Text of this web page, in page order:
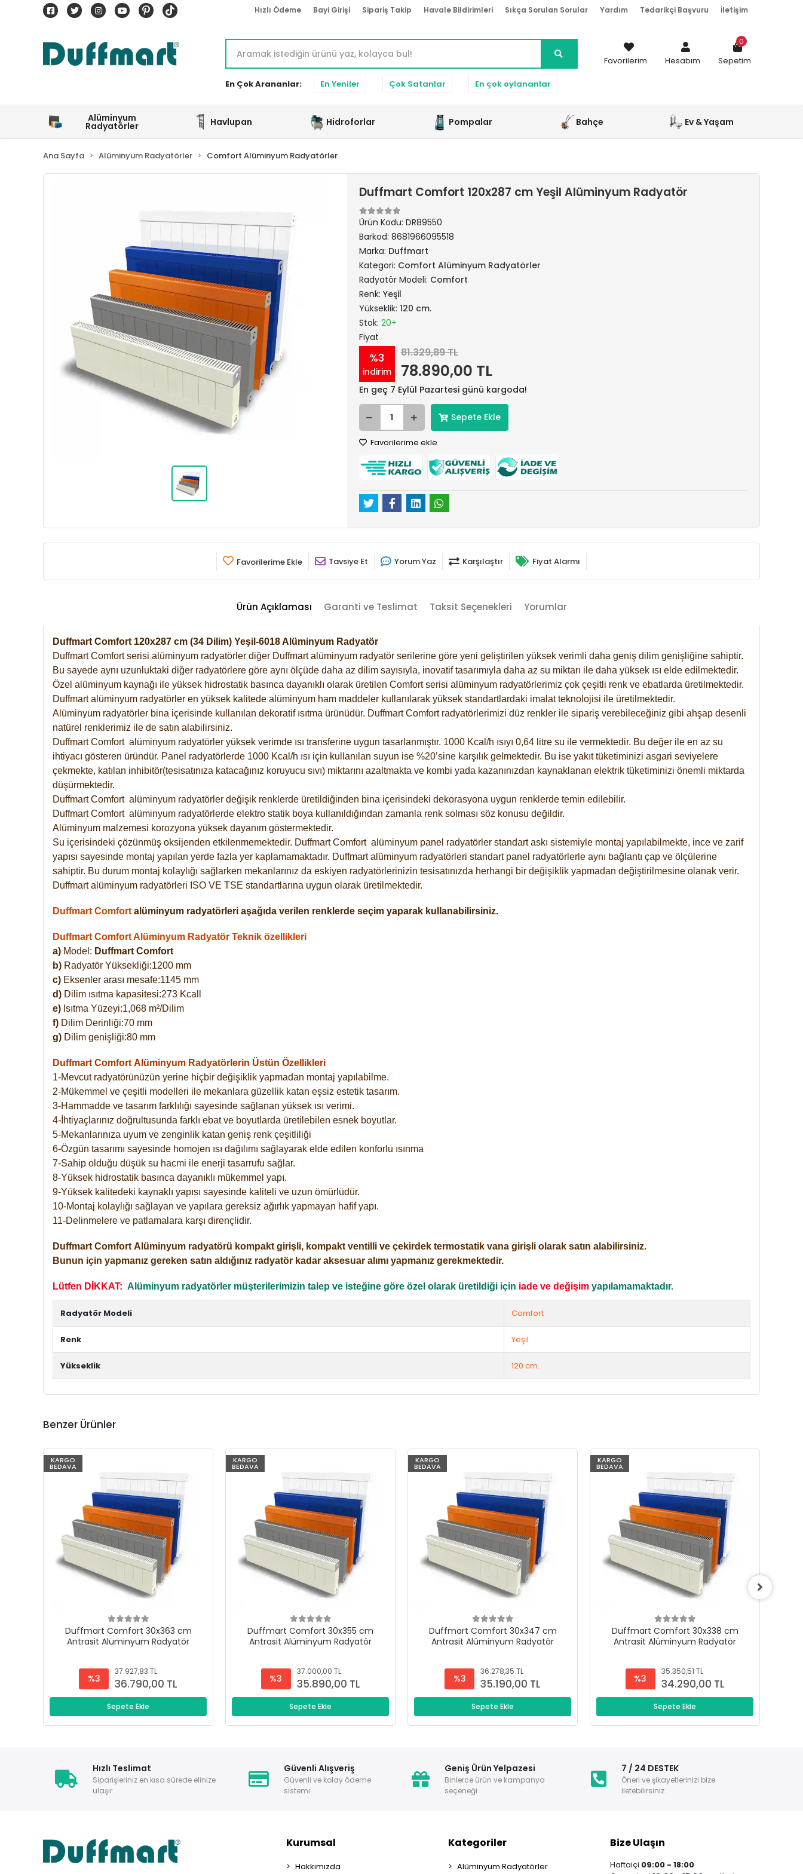
Hızlı Ödeme Bayi Girişi Sipariş Takip Havale Bildirimleri Sıkça Sorulan Sorular Yardım Tedarikçi Başvuru İletişim
En Çok Arananlar: En Yeniler Çok Satanlar En çok oylananlar
Favorilerim Hesabım Sepetim
0
Alüminyum
Radyatörler Havlupan Hidroforlar Pompalar Bahçe Ev & Yaşam
Ana Sayfa Alüminyum Radyatörler Comfort Alüminyum Radyatörler
Duffmart Comfort 120x287 cm Yeşil Alüminyum Radyatör
Ürün Kodu: DR89550
Barkod: 8681966095518
Marka: Duffmart
Kategori: Comfort Alüminyum Radyatörler
Radyatör Modeli: Comfort
Renk: Yeşil
Yükseklik: 120 cm.
Stok: 20+
Fiyat
%3
indirim
81.329,89 TL
78.890,00 TL
En geç 7 Eylül Pazartesi günü kargoda!
Sepete Ekle
Favorilerime ekle
Favorilerime Ekle Tavsiye Et Yorum Yaz Karşılaştır Fiyat Alarmı
Ürün Açıklaması Garanti ve Teslimat Taksit Seçenekleri Yorumlar
Duffmart Comfort 120x287 cm (34 Dilim) Yeşil-6018 Alüminyum Radyatör
Duffmart Comfort serisi alüminyum radyatörler diğer Duffmart alüminyum radyatör serilerine göre yeni geliştirilen yüksek verimli daha geniş dilim genişliğine sahiptir.
Bu sayede aynı uzunluktaki diğer radyatörlere göre aynı ölçüde daha az dilim sayısıyla, inovatif tasarımıyla daha az su miktarı ile daha yüksek ısı elde edilmektedir.
Özel alüminyum kaynağı ile yüksek hidrostatik basınca dayanıklı olarak üretilen Comfort serisi alüminyum radyatörlerimiz çok çeşitli renk ve ebatlarda üretilmektedir.
Duffmart alüminyum radyatörler en yüksek kalitede alüminyum ham maddeler kullanılarak yüksek standartlardaki imalat teknolojisi ile üretilmektedir.
Alüminyum radyatörler bina içerisinde kullanılan dekoratif ısıtma ürünüdür. Duffmart Comfort radyatörlerimizi düz renkler ile sipariş verebileceğiniz gibi ahşap desenli
natürel renklerimiz ile de satın alabilirsiniz.
Duffmart Comfort alüminyum radyatörler yüksek verimde ısı transferine uygun tasarlanmıştır. 1000 Kcal/h ısıyı 0,64 litre su ile vermektedir. Bu değer ile en az su
ihtiyacı gösteren üründür. Panel radyatörlerde 1000 Kcal/h ısı için kullanılan suyun ise %20’sine karşılık gelmektedir. Bu ise yakıt tüketiminizi asgari seviyelere
çekmekte, katılan inhibitör(tesisatınıza katacağınız koruyucu sıvı) miktarını azaltmakta ve kombi yada kazanınızdan kaynaklanan elektrik tüketiminizi önemli miktarda
düşürmektedir.
Duffmart Comfort alüminyum radyatörler değişik renklerde üretildiğinden bina içerisindeki dekorasyona uygun renklerde temin edilebilir.
DuffmartComfort alüminyum radyatörlerde elektro statik boya kullanıldığından zamanla renk solması söz konusu değildir.
Alüminyum malzemesi korozyona yüksek dayanım göstermektedir.
Su içerisindeki çözünmüş oksijenden etkilenmemektedir. DuffmartComfort alüminyum panel radyatörler standart askı sistemiyle montaj yapılabilmekte, ince ve zarif
yapısı sayesinde montaj yapılan yerde fazla yer kaplamamaktadır. Duffmart alüminyum radyatörleri standart panel radyatörlerle aynı bağlantı çap ve ölçülerine
sahiptir. Bu durum montaj kolaylığı sağlarken mekanlarınız da eskiyen radyatörlerinizin tesisatınızda herhangi bir değişiklik yapmadan değiştirilmesine olanak verir.
Duffmart alüminyum radyatörleri ISO VE TSE standartlarına uygun olarak üretilmektedir.
Duffmart Comfort alüminyum radyatörleri aşağıda verilen renklerde seçim yaparak kullanabilirsiniz.
Duffmart Comfort Alüminyum Radyatör Teknik özellikleri
a) Model: Duffmart Comfort
b) Radyatör Yüksekliği:1200 mm
c) Eksenler arası mesafe:1145 mm
d) Dilim ısıtma kapasitesi:273 Kcall
e) Isıtma Yüzeyi:1,068 m²/Dilim
f) Dilim Derinliği:70 mm
g) Dilim genişliği:80 mm
Duffmart Comfort Alüminyum Radyatörlerin Üstün Özellikleri
1-Mevcut radyatörünüzün yerine hiçbir değişiklik yapmadan montaj yapılabilme.
2-Mükemmel ve çeşitli modelleri ile mekanlara güzellik katan eşsiz estetik tasarım.
3-Hammadde ve tasarım farklılığı sayesinde sağlanan yüksek ısı verimi.
4-İhtiyaçlarınız doğrultusunda farklı ebat ve boyutlarda üretilebilen esnek boyutlar.
5-Mekanlarınıza uyum ve zenginlik katan geniş renk çeşitliliği
6-Özgün tasarımı sayesinde homojen ısı dağılımı sağlayarak elde edilen konforlu ısınma
7-Sahip olduğu düşük su hacmi ile enerji tasarrufu sağlar.
8-Yüksek hidrostatik basınca dayanıklı mükemmel yapı.
9-Yüksek kalitedeki kaynaklı yapısı sayesinde kaliteli ve uzun ömürlüdür.
10-Montaj kolaylığı sağlayan ve yapılara gereksiz ağırlık yapmayan hafif yapı.
11-Delinmelere ve patlamalara karşı dirençlidir.
Duffmart Comfort Alüminyum radyatörü kompakt girişli, kompakt ventilli ve çekirdek termostatik vana girişli olarak satın alabilirsiniz.
Bunun için yapmanız gereken satın aldığınız radyatör kadar aksesuar alımı yapmanız gerekmektedir.
Lütfen DİKKAT: Alüminyum radyatörler müşterilerimizin talep ve isteğine göre özel olarak üretildiği için iade ve değişim yapılamamaktadır.
Radyatör Modeli Comfort
Renk Yeşil
Yükseklik 120 cm.
Benzer Ürünler
KARGO
BEDAVA
Duffmart Comfort 30x363 cm
Antrasit Alüminyum Radyatör
%3
37.927,83 TL
36.790,00 TL
Sepete Ekle
KARGO
BEDAVA
Duffmart Comfort 30x355 cm
Antrasit Alüminyum Radyatör
%3
37.000,00 TL
35.890,00 TL
Sepete Ekle
KARGO
BEDAVA
Duffmart Comfort 30x347 cm
Antrasit Alüminyum Radyatör
%3
36.278,35 TL
35.190,00 TL
Sepete Ekle
KARGO
BEDAVA
Duffmart Comfort 30x338 cm
Antrasit Alüminyum Radyatör
%3
35.350,51 TL
34.290,00 TL
Sepete Ekle
Hızlı Teslimat
Siparişleriniz en kısa sürede elinize
ulaşır.
Güvenli Alışveriş
Güvenli ve kolay ödeme
sistemi
Geniş Ürün Yelpazesi
Binlerce ürün ve kampanya
seçeneği
7 / 24 DESTEK
Öneri ve şikayetlerinizi bize
iletebilirsiniz.
Kurumsal
Hakkımızda
Kategoriler
Alüminyum Radyatörler
Bize Ulaşın
Haftaiçi 09:00 - 18:00